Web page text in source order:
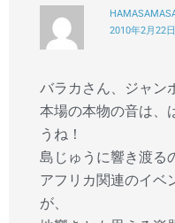
2010年2月22
バラカさん、ジャン
本場の本物の音は、
うね！
島じゅうに響き渡る
アフリカ関連のイベ
が、